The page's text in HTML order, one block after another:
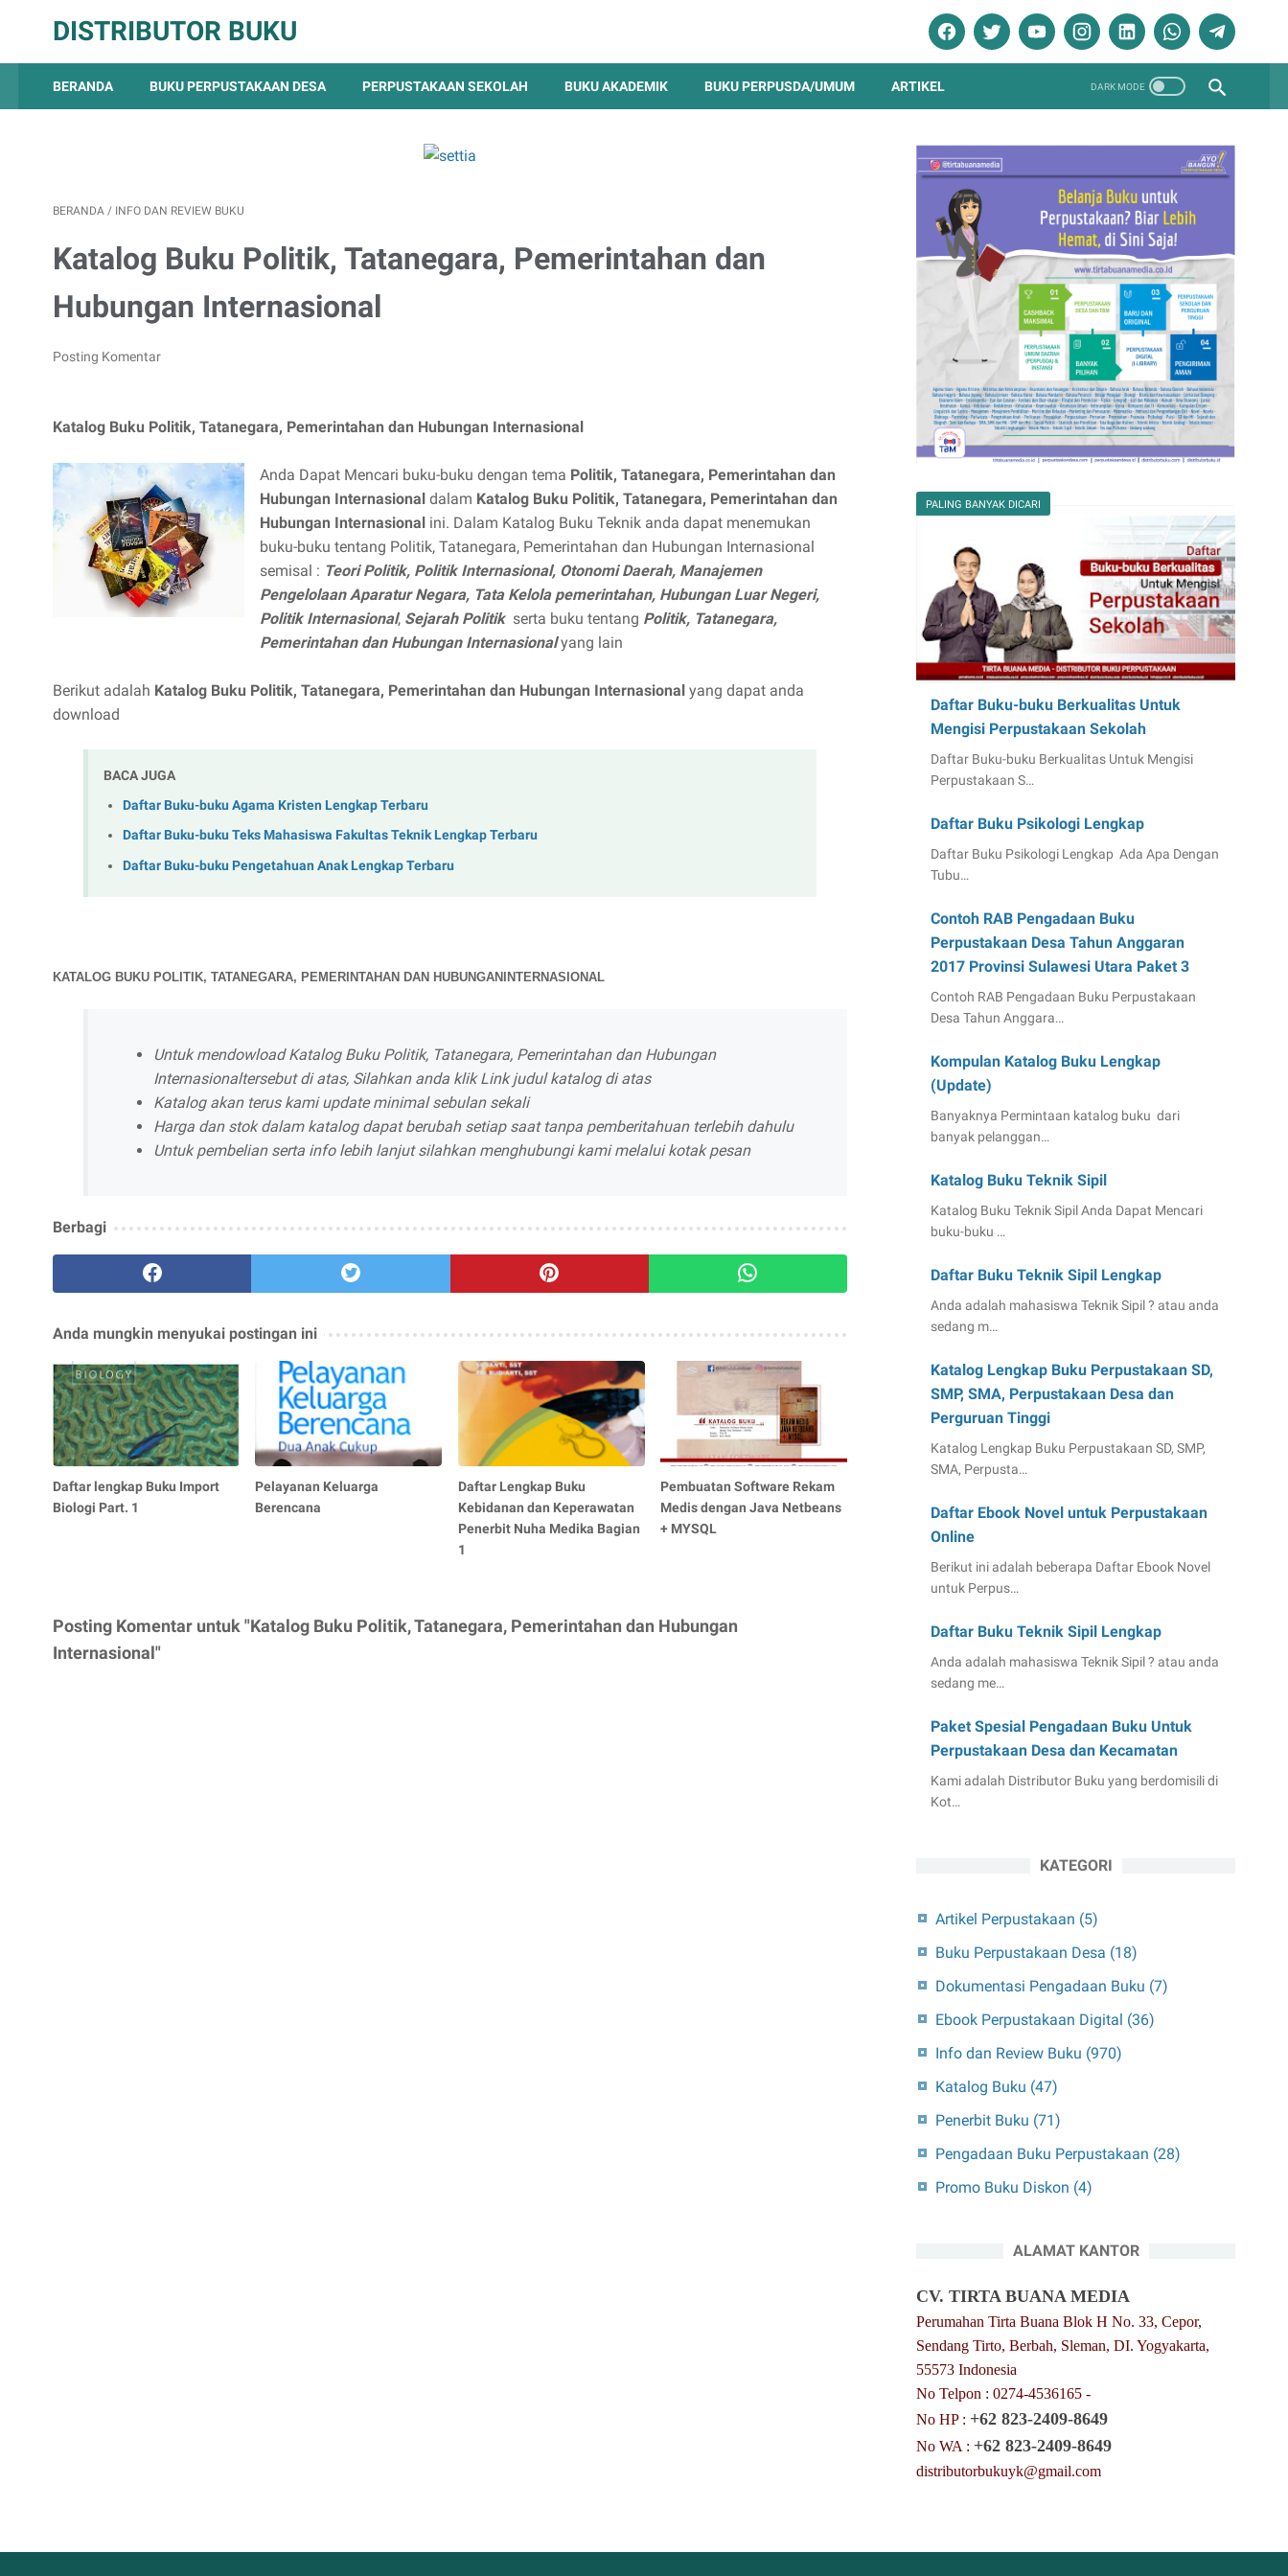
DISTRIBUTOR BUKU
BERANDA BUKU PERPUSTAKAAN DESA PERPUSTAKAAN SEKOLAH BUKU AKADEMIK BUKU PERPUSDA/UMUM ARTIKEL
BERANDA / INFO DAN REVIEW BUKU
Katalog Buku Politik, Tatanegara, Pemerintahan dan
Hubungan Internasional
Posting Komentar
Katalog Buku Politik, Tatanegara, Pemerintahan dan Hubungan Internasional
Anda Dapat Mencari buku-buku dengan tema Politik, Tatanegara, Pemerintahan dan
Hubungan Internasional dalam Katalog Buku Politik, Tatanegara, Pemerintahan dan
Hubungan Internasional ini. Dalam Katalog Buku Teknik anda dapat menemukan
buku-buku tentang Politik, Tatanegara, Pemerintahan dan Hubungan Internasional
semisal : Teori Politik, Politik Internasional, Otonomi Daerah, Manajemen
Pengelolaan Aparatur Negara, Tata Kelola pemerintahan, Hubungan Luar Negeri,
Politik Internasional, Sejarah Politik serta buku tentang Politik, Tatanegara,
Pemerintahan dan Hubungan Internasionalyang lain
Berikut adalah Katalog Buku Politik, Tatanegara, Pemerintahan dan Hubungan Internasional yang dapat anda
download
BACA JUGA
Daftar Buku-buku Agama Kristen Lengkap Terbaru
Daftar Buku-buku Teks Mahasiswa Fakultas Teknik Lengkap Terbaru
Daftar Buku-buku Pengetahuan Anak Lengkap Terbaru
KATALOG BUKU POLITIK, TATANEGARA, PEMERINTAHAN DAN HUBUNGANINTERNASIONAL
Untuk mendowload Katalog Buku Politik, Tatanegara, Pemerintahan dan Hubungan
Internasionaltersebut di atas, Silahkan anda klik Link judul katalog di atas
Katalog akan terus kami update minimal sebulan sekali
Harga dan stok dalam katalog dapat berubah setiap saat tanpa pemberitahuan terlebih dahulu
Untuk pembelian serta info lebih lanjut silahkan menghubungi kami melalui kotak pesan
Berbagi
Anda mungkin menyukai postingan ini
Daftar lengkap Buku Import
Biologi Part. 1
Pelayanan Keluarga
Berencana
Daftar Lengkap Buku
Kebidanan dan Keperawatan
Penerbit Nuha Medika Bagian
1
Pembuatan Software Rekam
Medis dengan Java Netbeans
+ MYSQL
Posting Komentar untuk "Katalog Buku Politik, Tatanegara, Pemerintahan dan Hubungan
Internasional"
PALING BANYAK DICARI
Daftar Buku-buku Berkualitas Untuk
Mengisi Perpustakaan Sekolah
Daftar Buku-buku Berkualitas Untuk Mengisi
Perpustakaan S…
Daftar Buku Psikologi Lengkap
Daftar Buku Psikologi Lengkap Ada Apa Dengan
Tubu…
Contoh RAB Pengadaan Buku
Perpustakaan Desa Tahun Anggaran
2017 Provinsi Sulawesi Utara Paket 3
Contoh RAB Pengadaan Buku Perpustakaan
Desa Tahun Anggara…
Kompulan Katalog Buku Lengkap
(Update)
Banyaknya Permintaan katalog buku dari
banyak pelanggan…
Katalog Buku Teknik Sipil
Katalog Buku Teknik Sipil Anda Dapat Mencari
buku-buku …
Daftar Buku Teknik Sipil Lengkap
Anda adalah mahasiswa Teknik Sipil ? atau anda
sedang m…
Katalog Lengkap Buku Perpustakaan SD,
SMP, SMA, Perpustakaan Desa dan
Perguruan Tinggi
Katalog Lengkap Buku Perpustakaan SD, SMP,
SMA, Perpusta…
Daftar Ebook Novel untuk Perpustakaan
Online
Berikut ini adalah beberapa Daftar Ebook Novel
untuk Perpus…
Daftar Buku Teknik Sipil Lengkap
Anda adalah mahasiswa Teknik Sipil ? atau anda
sedang me…
Paket Spesial Pengadaan Buku Untuk
Perpustakaan Desa dan Kecamatan
Kami adalah Distributor Buku yang berdomisili di
Kot…
KATEGORI
Artikel Perpustakaan (5)
Buku Perpustakaan Desa (18)
Dokumentasi Pengadaan Buku (7)
Ebook Perpustakaan Digital (36)
Info dan Review Buku (970)
Katalog Buku (47)
Penerbit Buku (71)
Pengadaan Buku Perpustakaan (28)
Promo Buku Diskon (4)
ALAMAT KANTOR
CV. TIRTA BUANA MEDIA
Perumahan Tirta Buana Blok H No. 33, Cepor,
Sendang Tirto, Berbah, Sleman, DI. Yogyakarta,
55573 Indonesia
No Telpon : 0274-4536165 -
No HP : +62 823-2409-8649
No WA : +62 823-2409-8649
distributorbukuyk@gmail.com